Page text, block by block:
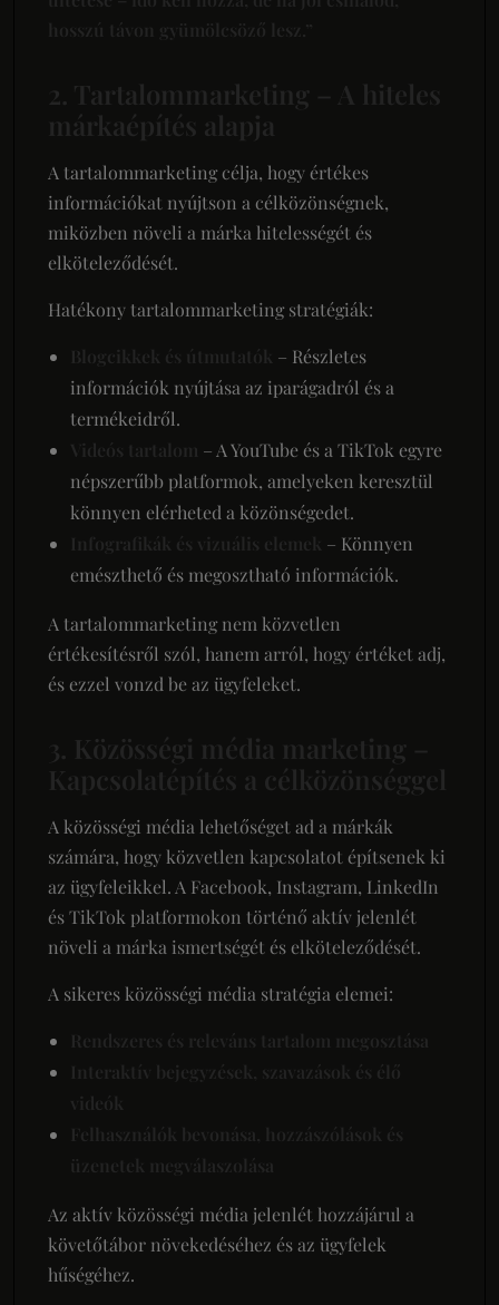
hosszú távon gyümölcsöző lesz.”
2. Tartalommarketing – A hiteles
márkaépítés alapja
A tartalommarketing célja, hogy értékes
információkat nyújtson a célközönségnek,
miközben növeli a márka hitelességét és
elköteleződését.
Hatékony tartalommarketing stratégiák:
Blogcikkek és útmutatók
– Részletes
információk nyújtása az iparágadról és a
termékeidről.
Videós tartalom
– A YouTube és a TikTok egyre
népszerűbb platformok, amelyeken keresztül
könnyen elérheted a közönségedet.
Infografikák és vizuális elemek
– Könnyen
emészthető és megosztható információk.
A tartalommarketing nem közvetlen
értékesítésről szól, hanem arról, hogy értéket adj,
és ezzel vonzd be az ügyfeleket.
3. Közösségi média marketing –
Kapcsolatépítés a célközönséggel
A közösségi média lehetőséget ad a márkák
számára, hogy közvetlen kapcsolatot építsenek ki
az ügyfeleikkel. A Facebook, Instagram, LinkedIn
és TikTok platformokon történő aktív jelenlét
növeli a márka ismertségét és elköteleződését.
A sikeres közösségi média stratégia elemei:
Rendszeres és releváns tartalom megosztása
Interaktív bejegyzések, szavazások és élő
videók
Felhasználók bevonása, hozzászólások és
üzenetek megválaszolása
Az aktív közösségi média jelenlét hozzájárul a
követőtábor növekedéséhez és az ügyfelek
hűségéhez.